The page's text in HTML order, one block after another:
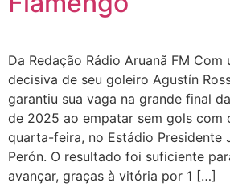
Da Redação Rádio Aruanã FM Com
decisiva de seu goleiro Agustín
garantiu sua vaga na grande final
de 2025 ao empatar sem gols com
quarta-feira, no Estádio Presidente
Perón. O resultado foi suficiente
avançar, graças à vitória por 1 […]